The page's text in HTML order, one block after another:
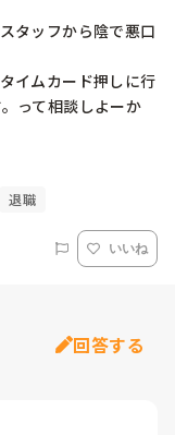
タッフから陰で悪口
イムカード押しに行
って相談しよーか
退職
いいね
回答する